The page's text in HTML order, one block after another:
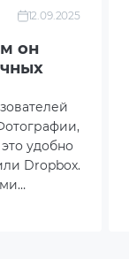
12.09.2025
он
удобно
Dropbox.